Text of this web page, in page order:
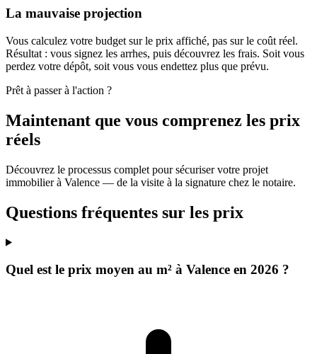
La mauvaise projection
Vous calculez votre budget sur le prix affiché, pas sur le coût réel.
Résultat : vous signez les arrhes, puis découvrez les frais. Soit vous
perdez votre dépôt, soit vous vous endettez plus que prévu.
Prêt à passer à l'action ?
Maintenant que vous comprenez les prix
réels
Découvrez le processus complet pour sécuriser votre projet
immobilier à Valence — de la visite à la signature chez le notaire.
Questions fréquentes sur les prix
Quel est le prix moyen au m² à Valence en 2026 ?